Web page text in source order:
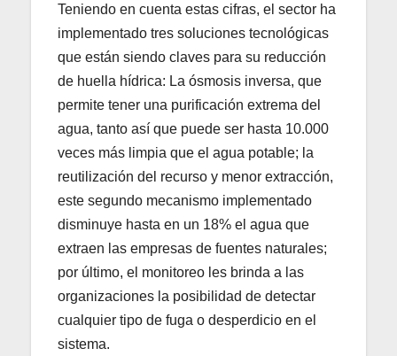
Teniendo en cuenta estas cifras, el sector ha
implementado tres soluciones tecnológicas
que están siendo claves para su reducción
de huella hídrica: La ósmosis inversa, que
permite tener una purificación extrema del
agua, tanto así que puede ser hasta 10.000
veces más limpia que el agua potable; la
reutilización del recurso y menor extracción,
este segundo mecanismo implementado
disminuye hasta en un 18% el agua que
extraen las empresas de fuentes naturales;
por último, el monitoreo les brinda a las
organizaciones la posibilidad de detectar
cualquier tipo de fuga o desperdicio en el
sistema.